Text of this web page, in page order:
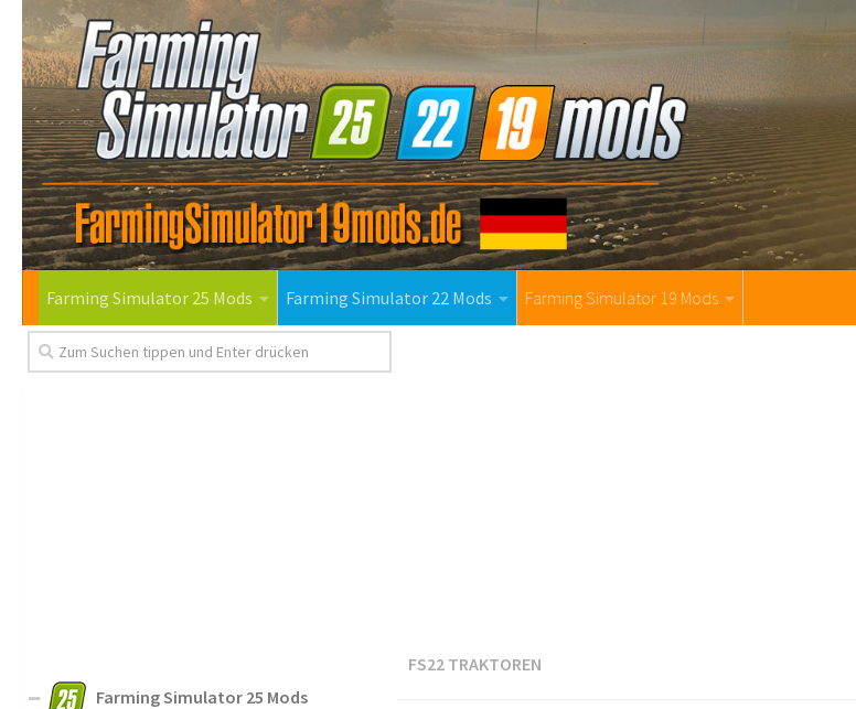
Farming Simulator 25 Mods Farming Simulator 22 Mods Farming Simulator 19 Mods
FS22 TRAKTOREN
Farming Simulator 25 Mods